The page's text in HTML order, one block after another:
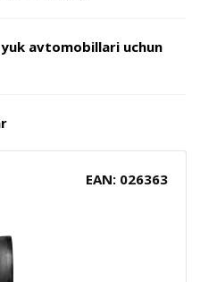
avtomobillari uchun
EAN: 026363